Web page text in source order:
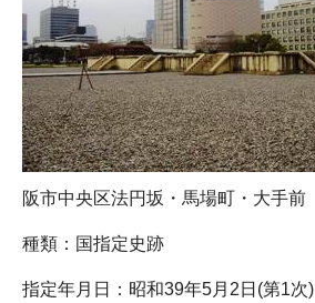
阪市中央区法円坂・馬場町・大手前
種類：国指定史跡
指定年月日：昭和39年5月2日(第1次)